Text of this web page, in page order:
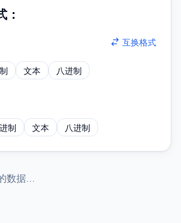
：
互换格式
文本 八进制
制 文本 八进制
数据...